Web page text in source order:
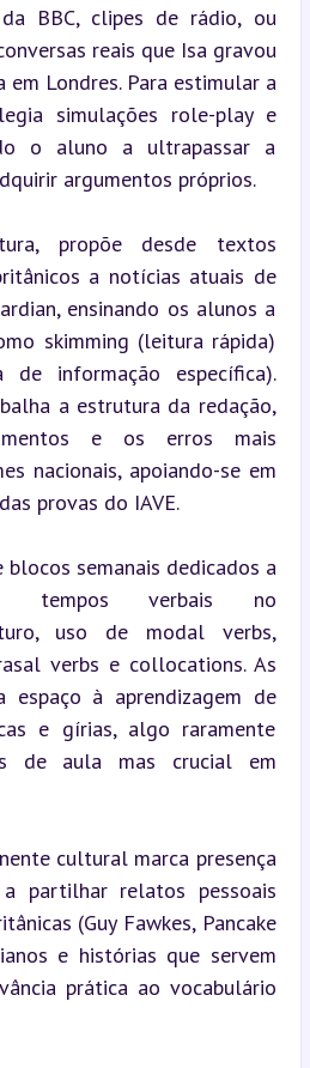
BBC, clipes de rádio, ou
reais que Isa gravou
em Londres. Para estimular a
simulações role-play e
o aluno a ultrapassar a
argumentos próprios.
propõe desde textos
a notícias atuais de
ensinando os alunos a
skimming (leitura rápida)
de informação específica).
a estrutura da redação,
e os erros mais
nacionais, apoiando-se em
provas do IAVE.
blocos semanais dedicados a
tempos verbais no
uso de modal verbs,
verbs e collocations. As
espaço à aprendizagem de
e gírias, algo raramente
de aula mas crucial em
cultural marca presença
partilhar relatos pessoais
(Guy Fawkes, Pancake
e histórias que servem
prática ao vocabulário